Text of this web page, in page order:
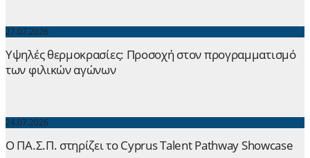
27.07.2026
Yψηλές θερμοκρασίες: Προσοχή στον προγραμματισμό
των φιλικών αγώνων
24.07.2026
Ο ΠΑ.Σ.Π. στηρίζει το Cyprus Talent Pathway Showcase